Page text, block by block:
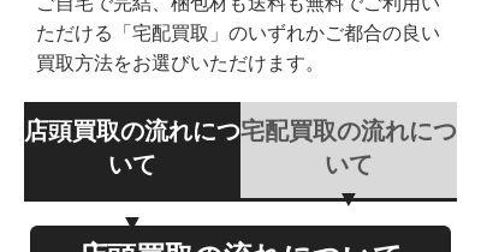
ただける「宅配買取」のいずれかご都合の良い
買取方法をお選びいただけます。
店頭買取の流れにつ
いて
宅配買取の流れにつ
いて